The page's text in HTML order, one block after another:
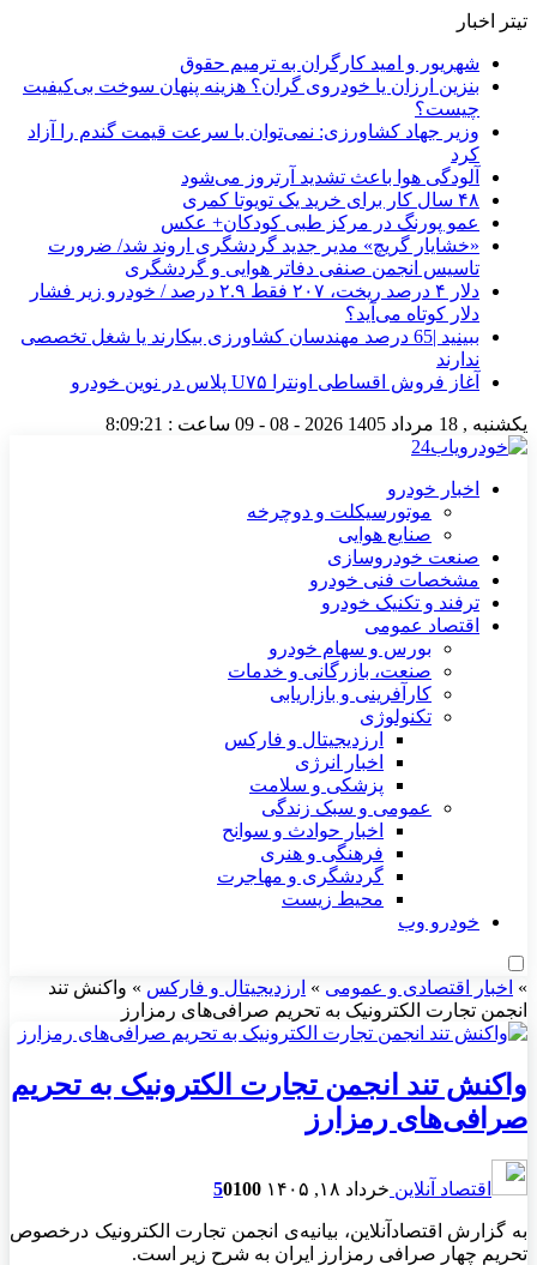
تیتر اخبار
شهریور و امید کارگران به ترمیم حقوق
بنزین ارزان یا خودروی گران؟ هزینه پنهان سوخت بی‌کیفیت
چیست؟
وزیر جهاد کشاورزی: نمی‌توان با سرعت قیمت گندم را آزاد
کرد
آلودگی هوا باعث تشدید آرتروز می‌شود
۴۸ سال کار برای خرید یک تویوتا کمری
عمو پورنگ در مرکز طبی کودکان+ عکس
«خشایار گریچ» مدیر جدید گردشگری اروند شد/ ضرورت
تاسیس انجمن صنفی دفاتر هوایی و گردشگری
دلار ۴ درصد ریخت، ۲۰۷ فقط ۲.۹ درصد / خودرو زیر فشار
دلار کوتاه می‌آید؟
ببینید |65 درصد مهندسان کشاورزی بیکارند یا شغل تخصصی
ندارند
آغاز فروش اقساطی اونترا U۷۵ پلاس در نوین خودرو
یکشنبه , 18 مرداد 1405 2026 - 08 - 09 ساعت : 8:09:21
اخبار خودرو
موتورسیکلت و دوچرخه
صنایع هوایی
صنعت خودروسازی
مشخصات فنی خودرو
ترفند و تکنیک خودرو
اقتصاد عمومی
بورس و سهام خودرو
صنعت، بازرگانی و خدمات
کارآفرینی و بازاریابی
تکنولوژی
ارزدیجیتال و فارکس
اخبار انرژی
پزشکی و سلامت
عمومی و سبک زندگی
اخبار حوادث و سوانح
فرهنگی و هنری
گردشگری و مهاجرت
محیط زیست
خودرو وب
» اخبار اقتصادی و عمومی » ارزدیجیتال و فارکس » واکنش تند
انجمن تجارت الکترونیک به تحریم صرافی‌های رمزارز
واکنش تند انجمن تجارت الکترونیک به تحریم
صرافی‌های رمزارز
اقتصاد آنلاین خرداد ۱۸, ۱۴۰۵ 50100
به گزارش اقتصادآنلاین، بیانیه‌ی انجمن تجارت الکترونیک درخصوص
تحریم چهار صرافی رمزارز ایران به شرح زیر است.